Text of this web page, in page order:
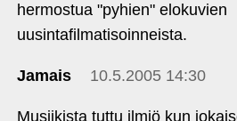
hermostua "pyhien" elokuvien
uusintafilmatisoinneista.
Jamais 10.5.2005 14:30
Musiikista tuttu ilmiö kun